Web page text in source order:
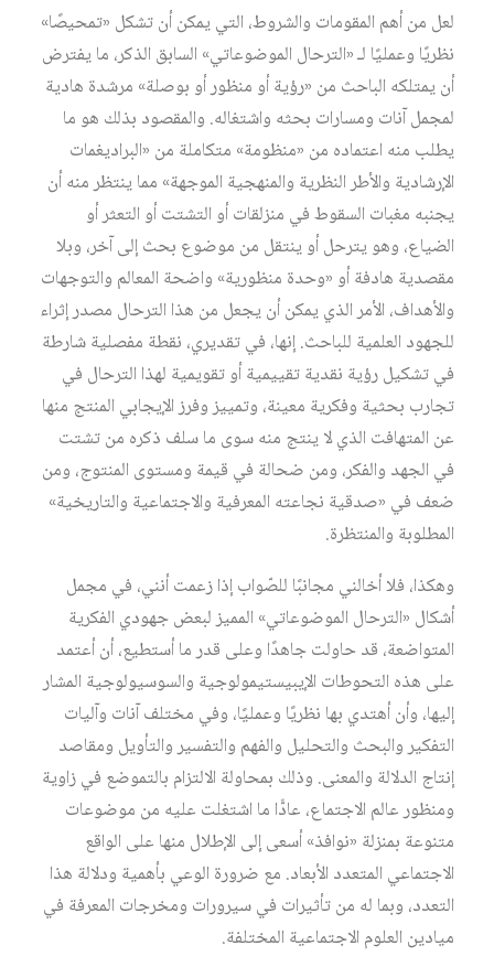
لعل من أهم المقومات والشروط، التي يمكن أن تشكل «تمحيصًا»
نظريًا وعمليًا لـ «الترحال الموضوعاتي» السابق الذكر، ما يفترض
أن يمتلكه الباحث من «رؤية أو منظور أو بوصلة» مرشدة هادية
لمجمل آنات ومسارات بحثه واشتغاله. والمقصود بذلك هو ما
يطلب منه اعتماده من «منظومة» متكاملة من «البراديغمات
الإرشادية والأطر النظرية والمنهجية الموجهة» مما ينتظر منه أن
يجنبه مغبات السقوط في منزلقات أو التشتت أو التعثر أو
الضياع، وهو يترحل أو ينتقل من موضوع بحث إلى آخر، وبلا
مقصدية هادفة أو «وحدة منظورية» واضحة المعالم والتوجهات
والأهداف، الأمر الذي يمكن أن يجعل من هذا الترحال مصدر إثراء
للجهود العلمية للباحث. إنها، في تقديري، نقطة مفصلية شارطة
في تشكيل رؤية نقدية تقييمية أو تقويمية لهذا الترحال في
تجارب بحثية وفكرية معينة، وتمييز وفرز الإيجابي المنتج منها
عن المتهافت الذي لا ينتج منه سوى ما سلف ذكره من تشتت
في الجهد والفكر، ومن ضحالة في قيمة ومستوى المنتوج، ومن
ضعف في «صدقية نجاعته المعرفية والاجتماعية والتاريخية»
المطلوبة والمنتظرة.
وهكذا، فلا أخالني مجانبًا للصّواب إذا زعمت أنني، في مجمل
أشكال «الترحال الموضوعاتي» المميز لبعض جهودي الفكرية
المتواضعة، قد حاولت جاهدًا وعلى قدر ما أستطيع، أن أعتمد
على هذه التحوطات الإيبيستيمولوجية والسوسيولوجية المشار
إليها، وأن أهتدي بها نظريًا وعمليًا، وفي مختلف آنات وآليات
التفكير والبحث والتحليل والفهم والتفسير والتأويل ومقاصد
إنتاج الدلالة والمعنى. وذلك بمحاولة الالتزام بالتموضع في زاوية
ومنظور عالم الاجتماع، عادًّا ما اشتغلت عليه من موضوعات
متنوعة بمنزلة «نوافذ» أسعى إلى الإطلال منها على الواقع
الاجتماعي المتعدد الأبعاد. مع ضرورة الوعي بأهمية ودلالة هذا
التعدد، وبما له من تأثيرات في سيرورات ومخرجات المعرفة في
ميادين العلوم الاجتماعية المختلفة.